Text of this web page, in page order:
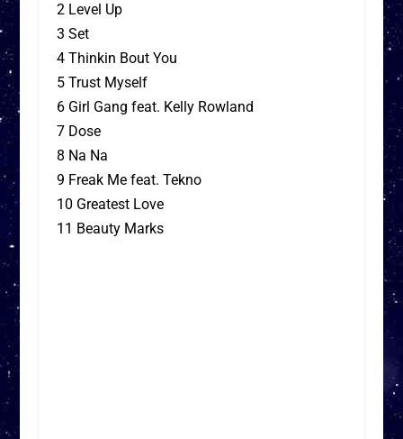
2 Level Up
3 Set
4 Thinkin Bout You
5 Trust Myself
6 Girl Gang feat. Kelly Rowland
7 Dose
8 Na Na
9 Freak Me feat. Tekno
10 Greatest Love
11 Beauty Marks